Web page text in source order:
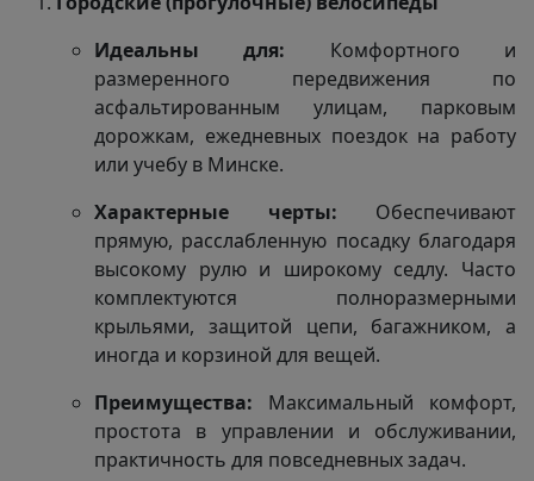
Идеальны для: Комфортного и
размеренного передвижения по
асфальтированным улицам, парковым
дорожкам, ежедневных поездок на работу
или учебу в Минске.
Характерные черты: Обеспечивают
прямую, расслабленную посадку благодаря
высокому рулю и широкому седлу. Часто
комплектуются полноразмерными
крыльями, защитой цепи, багажником, а
иногда и корзиной для вещей.
Преимущества: Максимальный комфорт,
простота в управлении и обслуживании,
практичность для повседневных задач.